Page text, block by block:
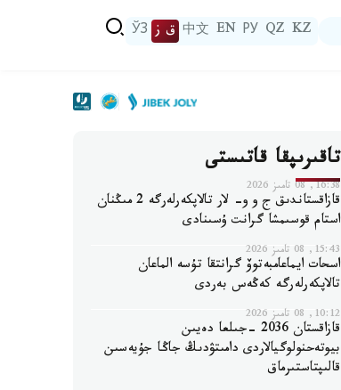
KZ
QZ
РУ
EN
中文 ق ز ЎЗ
تاقىرىپقا قاتىستى
16:38, 08 تامىز 2026
قازاقستاندىق ج و و- لار تالاپكەرلەرگە 2 مىڭنان
استام قوسىمشا گرانت ۇسىنادى
15:43, 08 تامىز 2026
اسحات ايماعامبەتوۆ گرانتقا تۇسە الماعان
تالاپكەرلەرگە كەڭەس بەردى
10:12, 08 تامىز 2026
قازاقستان 2036 -جىلعا دەيىن
بيوتەحنولوگيالاردى دامىتۋدىڭ جاڭا جۇيەسىن
قالىپتاستىرماق